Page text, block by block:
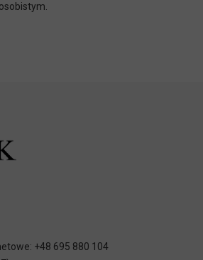
+48 695 880 104